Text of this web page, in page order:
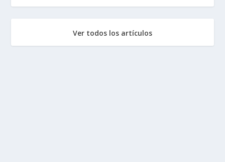
Ver todos los artículos